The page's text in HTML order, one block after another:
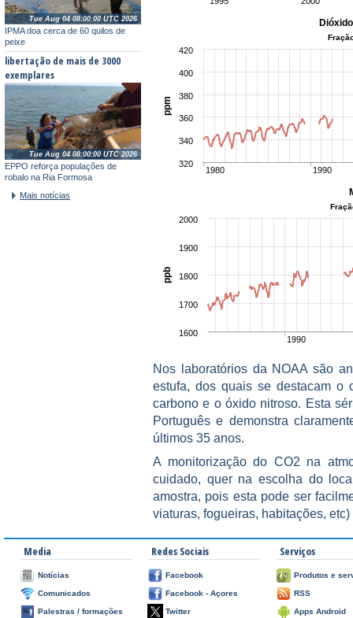
IPMA doa cerca de 60 quilos de
peixe
Tue Aug 04 08:00:00 UTC 2026
libertação de mais de 3000
exemplares
EPPO reforça populações de
robalo na Ria Formosa
Tue Aug 04 08:00:00 UTC 2026
Mais notícias
1980 1990
320
340
360
380
400
420
ppm
1990
1600
1700
1800
1900
2000
ppb
Nos laboratórios da NOAA são
estufa, dos quais se destacam o
carbono e o óxido nitroso. Esta
Português e demonstra
últimos 35 anos.
A monitorização do CO2 na
cuidado, quer na escolha do
amostra, pois esta pode ser
viaturas, fogueiras, habitações,
Media
Notícias
Comunicados
Palestras / formações
Redes Sociais
Facebook
Facebook - Açores
Twitter
Serviços
Produtos e
RSS
Apps Android